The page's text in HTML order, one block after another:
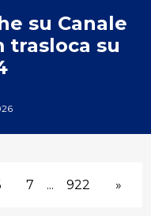
su Canale
trasloca su
7 ... 922 »